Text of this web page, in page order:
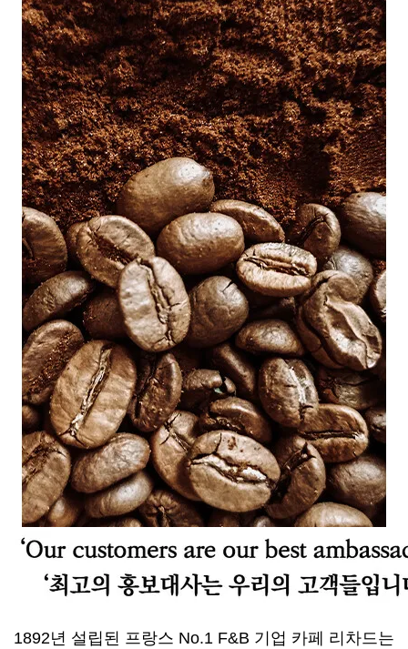
1892년 설립된 프랑스 No.1 F&B 기업 카페 리차드는